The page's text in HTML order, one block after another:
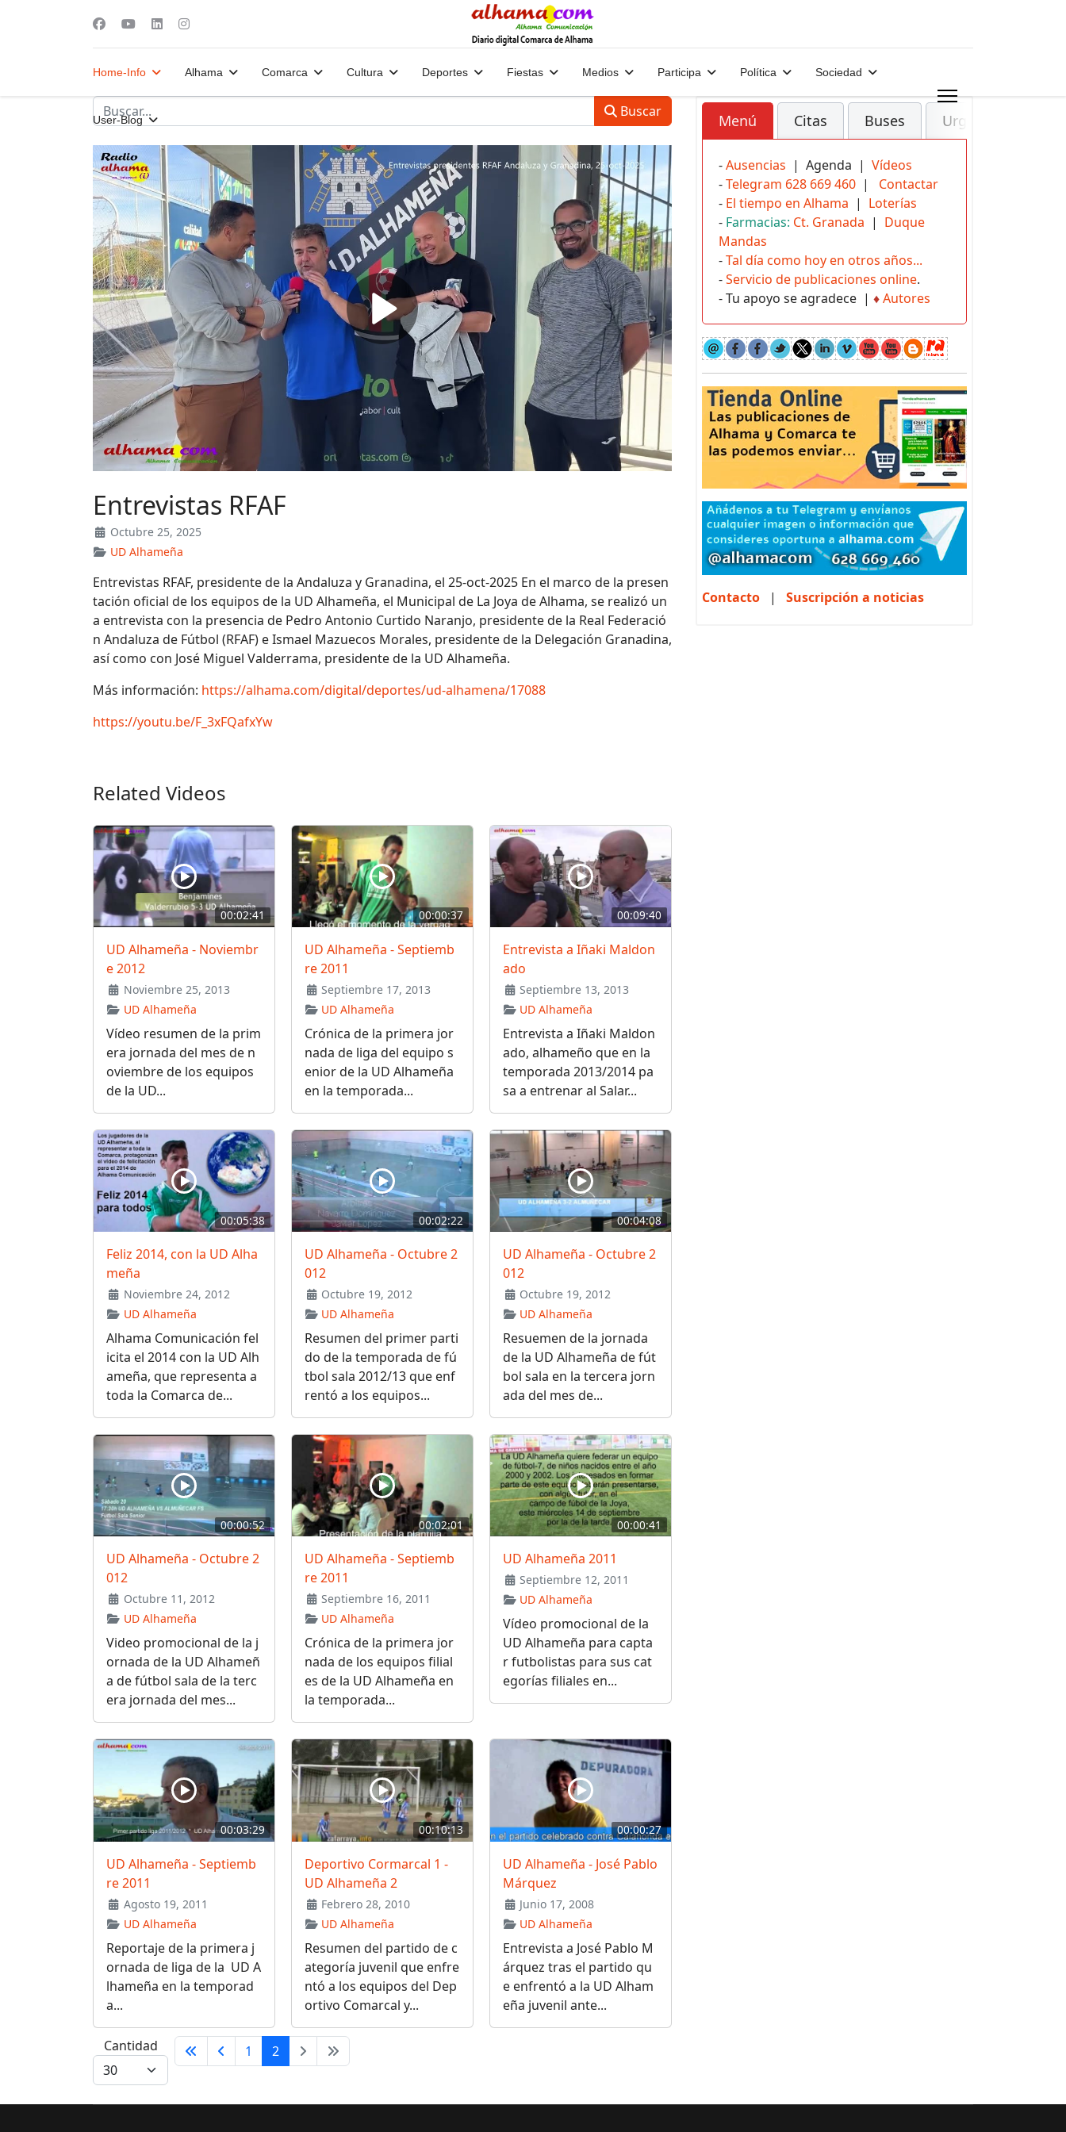
Home-Info Alhama Comarca Cultura Deportes Fiestas Medios Participa Política Sociedad
User-Blog Buscar
Entrevistas RFAF
Octubre 25, 2025
UD Alhameña
Entrevistas RFAF, presidente de la Andaluza y Granadina, el 25-oct-2025 En el marco de la presen
tación oficial de los equipos de la UD Alhameña, el Municipal de La Joya de Alhama, se realizó un
a entrevista con la presencia de Pedro Antonio Curtido Naranjo, presidente de la Real Federació
n Andaluza de Fútbol (RFAF) e Ismael Mazuecos Morales, presidente de la Delegación Granadina,
así como con José Miguel Valderrama, presidente de la UD Alhameña.
Más información: https://alhama.com/digital/deportes/ud-alhamena/17088
https://youtu.be/F_3xFQafxYw
Related Videos
00:02:41
UD Alhameña - Noviembr
e 2012
Noviembre 25, 2013
UD Alhameña
Vídeo resumen de la prim
era jornada del mes de n
oviembre de los equipos
de la UD...
00:00:37
UD Alhameña - Septiemb
re 2011
Septiembre 17, 2013
UD Alhameña
Crónica de la primera jor
nada de liga del equipo s
enior de la UD Alhameña
en la temporada...
00:09:40
Entrevista a Iñaki Maldon
ado
Septiembre 13, 2013
UD Alhameña
Entrevista a Iñaki Maldon
ado, alhameño que en la
temporada 2013/2014 pa
sa a entrenar al Salar...
00:05:38
Feliz 2014, con la UD Alha
meña
Noviembre 24, 2012
UD Alhameña
Alhama Comunicación fel
icita el 2014 con la UD Alh
ameña, que representa a
toda la Comarca de...
00:02:22
UD Alhameña - Octubre 2
012
Octubre 19, 2012
UD Alhameña
Resumen del primer parti
do de la temporada de fú
tbol sala 2012/13 que enf
rentó a los equipos...
00:04:08
UD Alhameña - Octubre 2
012
Octubre 19, 2012
UD Alhameña
Resuemen de la jornada
de la UD Alhameña de fút
bol sala en la tercera jorn
ada del mes de...
00:00:52
UD Alhameña - Octubre 2
012
Octubre 11, 2012
UD Alhameña
Video promocional de la j
ornada de la UD Alhameñ
a de fútbol sala de la terc
era jornada del mes...
00:02:01
UD Alhameña - Septiemb
re 2011
Septiembre 16, 2011
UD Alhameña
Crónica de la primera jor
nada de los equipos filial
es de la UD Alhameña en
la temporada...
00:00:41
UD Alhameña 2011
Septiembre 12, 2011
UD Alhameña
Vídeo promocional de la
UD Alhameña para capta
r futbolistas para sus cat
egorías filiales en...
00:03:29
UD Alhameña - Septiemb
re 2011
Agosto 19, 2011
UD Alhameña
Reportaje de la primera j
ornada de liga de la UD A
lhameña en la temporad
a...
00:10:13
Deportivo Cormarcal 1 -
UD Alhameña 2
Febrero 28, 2010
UD Alhameña
Resumen del partido de c
ategoría juvenil que enfre
ntó a los equipos del Dep
ortivo Comarcal y...
00:00:27
UD Alhameña - José Pablo
Márquez
Junio 17, 2008
UD Alhameña
Entrevista a José Pablo M
árquez tras el partido qu
e enfrentó a la UD Alham
eña juvenil ante...
Cantidad 1 2
Menú Citas Buses Urgencias
-Ausencias | Agenda | Vídeos
-Telegram 628 669 460 | Contactar
- El tiempo en Alhama | Loterías
- Farmacias: Ct. Granada | Duque
Mandas
-Tal día como hoy en otros años...
-Servicio de publicaciones online.
- Tu apoyo se agradece | ♦Autores
Contacto | Suscripción a noticias